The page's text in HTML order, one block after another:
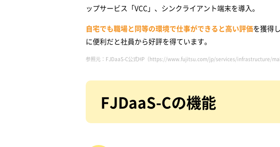
ップサービス「VCC」、シンクライアント端末を導入。
自宅でも職場と同等の環境で仕事ができると高い評価を獲得
に便利だと社員から好評を得ています。
参照元：FJDaaS-C公式HP（https://www.fujitsu.com/jp/services/infrastructure/
FJDaaS-Cの機能